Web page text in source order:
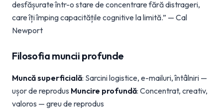
desfășurate într-o stare de concentrare fără distrageri,
care îți împing capacitățile cognitive la limită.” — Cal
Newport
Filosofia muncii profunde
Muncă superficială: Sarcini logistice, e-mailuri, întâlniri —
ușor de reprodus Muncire profundă: Concentrat, creativ,
valoros — greu de reprodus